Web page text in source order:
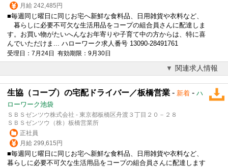
月給 242,485円
■毎週同じ曜日に同じお宅へ新鮮な食料品、日用雑貨や衣料など、
暮らしに必要不可欠な生活用品をコープの組合員さんに配達しま
す。お買い物がたいへんなお年寄りや子育て中の方からは、特に喜
んでいただけま... ハローワーク求人番号 13090-28491761
受理日：7月24日 有効期限：9月30日
関連求人情報
生協（コープ）の宅配ドライバー／板橋営業 - 新着 - ハ
ローワーク池袋
ＳＢＳゼンツウ株式会社 - 東京都板橋区舟渡３丁目２０－２８
ＳＢＳゼンツウ（株）板橋営業所
正社員
月給 299,615円
■毎週同じ曜日に同じお宅へ新鮮な食料品、日用雑貨や衣料など、
暮らしに必要不可欠な生活用品をコープの組合員さんに配達します